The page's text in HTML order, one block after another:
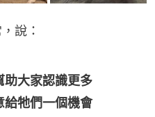
說：
助大家認識更多
給牠們一個機會